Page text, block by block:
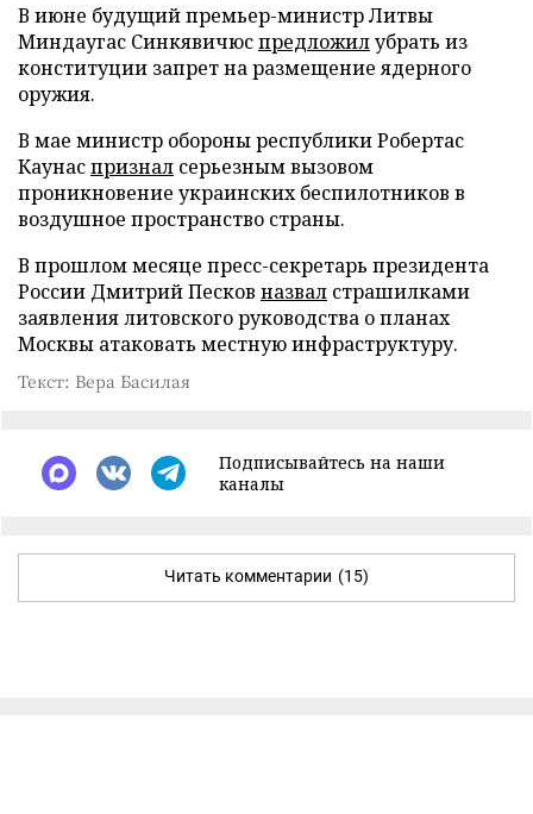
В июне будущий премьер-министр Литвы
Миндаугас Синкявичюспредложилубрать из
конституции запрет на размещение ядерного
оружия.
В мае министр обороны республики Робертас
Каунаспризнал серьезным вызовом
проникновение украинских беспилотников в
воздушное пространство страны.
В прошлом месяце пресс-секретарь президента
России Дмитрий Песков назвал страшилками
заявления литовского руководства о планах
Москвы атаковать местную инфраструктуру.
Текст: Вера Басилая
Подписывайтесь на наши
каналы
Читать комментарии (15)